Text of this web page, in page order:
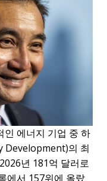
인 에너지 기업 중 하
Development)의 최
년 181억 달러로
에서 157위에 올랐